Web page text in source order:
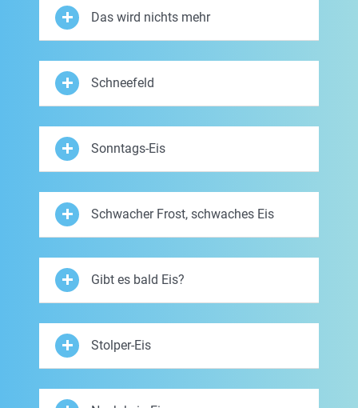
Das wird nichts mehr
Schneefeld
Sonntags-Eis
Schwacher Frost, schwaches Eis
Gibt es bald Eis?
Stolper-Eis